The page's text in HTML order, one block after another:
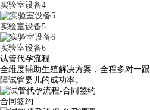
实验室设备4
实验室设备5
实验室设备6
试管代孕流程
全维度辅助生殖解决方案，全程多对一
障试管婴儿的成功率。
合同签约